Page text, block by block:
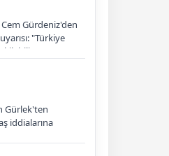
Gürdeniz'den
"Türkiye
Gürlek'ten
iddialarına